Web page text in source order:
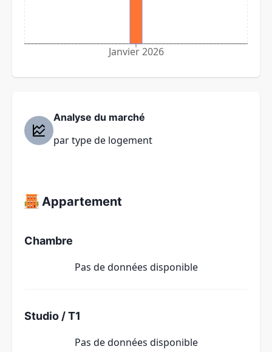
Janvier 2026
Analyse du marché
par type de logement
Appartement
Chambre
Pas de données disponible
Studio / T1
Pas de données disponible